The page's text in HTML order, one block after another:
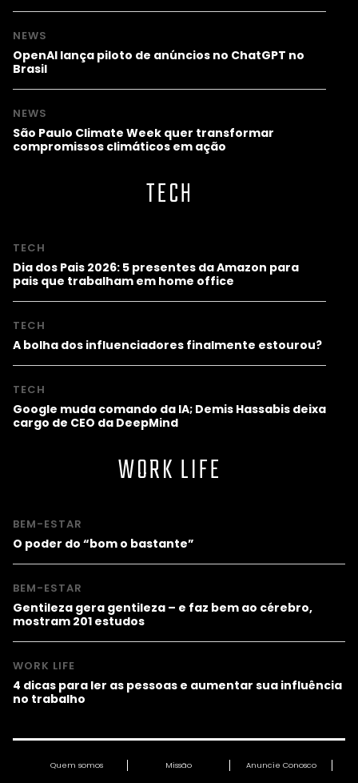
NEWS
OpenAI lança piloto de anúncios no ChatGPT no
Brasil
NEWS
São Paulo Climate Week quer transformar
compromissos climáticos em ação
TECH
TECH
Dia dos Pais 2026: 5 presentes da Amazon para
pais que trabalham em home office
TECH
A bolha dos influenciadores finalmente estourou?
TECH
Google muda comando da IA; Demis Hassabis deixa
cargo de CEO da DeepMind
WORK LIFE
BEM-ESTAR
O poder do “bom o bastante”
BEM-ESTAR
Gentileza gera gentileza – e faz bem ao cérebro,
mostram 201 estudos
WORK LIFE
4 dicas para ler as pessoas e aumentar sua influência
no trabalho
Quem somos Missão Anuncie Conosco